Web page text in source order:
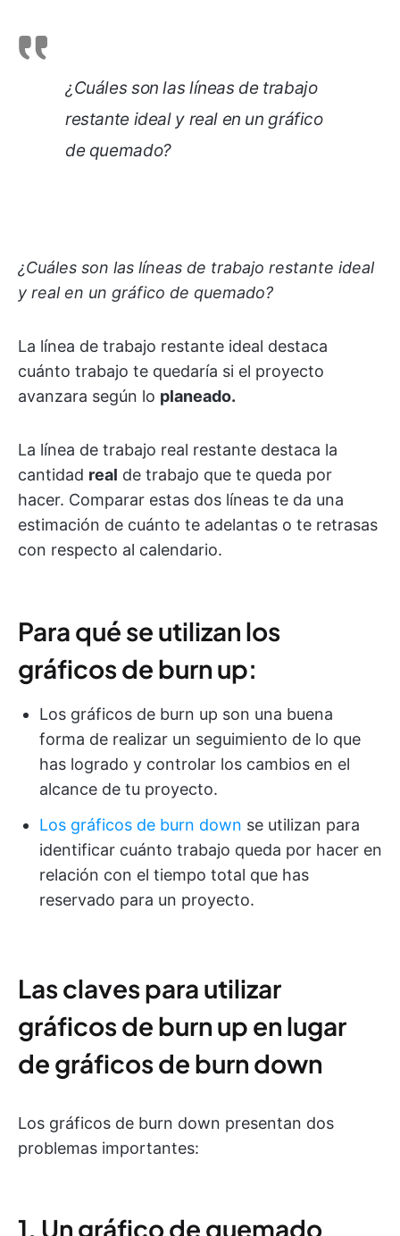
¿Cuáles son las líneas de trabajo
restante ideal y real en un gráfico
de quemado?
¿Cuáles son las líneas de trabajo restante ideal
y real en un gráfico de quemado?
La línea de trabajo restante ideal destaca
cuánto trabajo te quedaría si el proyecto
avanzara según lo planeado.
La línea de trabajo real restante destaca la
cantidad real de trabajo que te queda por
hacer. Comparar estas dos líneas te da una
estimación de cuánto te adelantas o te retrasas
con respecto al calendario.
Para qué se utilizan los
gráficos de burn up:
Los gráficos de burn up son una buena
forma de realizar un seguimiento de lo que
has logrado y controlar los cambios en el
alcance de tu proyecto.
Los gráficos de burn down se utilizan para
identificar cuánto trabajo queda por hacer en
relación con el tiempo total que has
reservado para un proyecto.
Las claves para utilizar
gráficos de burn up en lugar
de gráficos de burn down
Los gráficos de burn down presentan dos
problemas importantes:
1. Un gráfico de quemado